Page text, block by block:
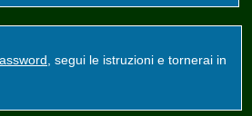
, segui le istruzioni e tornerai in